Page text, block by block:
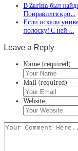
В Zarina был
Понравился кро…
Если искали
полоску! С ней …
Leave a Reply
Name (required)
Mail (required)
Website